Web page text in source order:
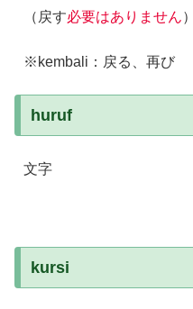
（戻す必要はありません）
※kembali：戻る、再び
huruf
文字
kursi